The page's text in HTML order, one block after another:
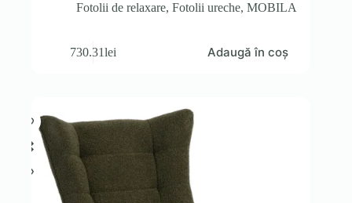
Fotolii de relaxare, Fotolii ureche, MOBILA
730.31lei Adaugă în coș